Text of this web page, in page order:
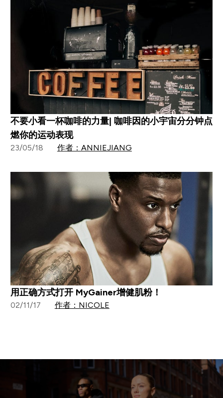
不要小看一杯咖啡的力量| 咖啡因的小宇宙分分钟点
燃你的运动表现
23/05/18 作者：ANNIEJIANG
用正确方式打开 MyGainer增健肌粉！
02/11/17 作者：NICOLE